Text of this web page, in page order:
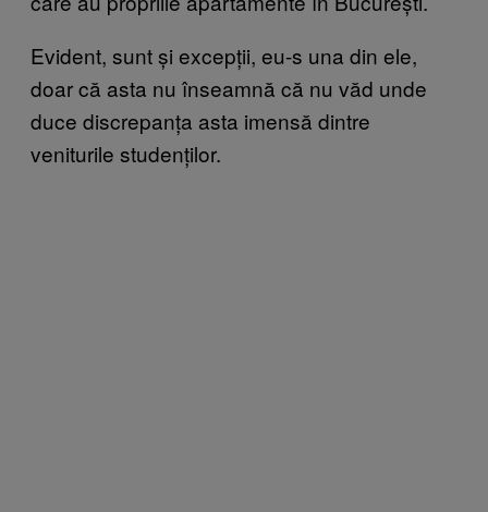
Evident, sunt și excepții, eu-s una din ele,
doar că asta nu înseamnă că nu văd unde
duce discrepanța asta imensă dintre
veniturile studenților.